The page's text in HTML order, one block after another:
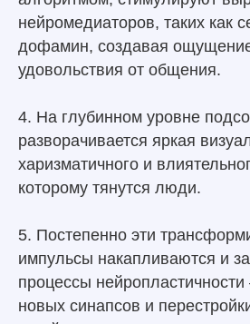
нейромедиаторов, таких как
дофамин, создавая
удовольствия от общения.
4. На глубинном уровне
разворачивается яркая
харизматичного и
которому тянутся люди.
5. Постепенно эти
импульсы накапливаются и
процессы
новых синапсов и